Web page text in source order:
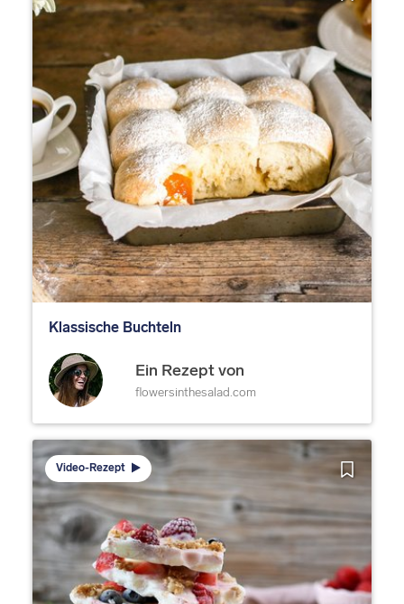
Klassische Buchteln
Ein Rezept von
flowersinthesalad.com
Video-Rezept